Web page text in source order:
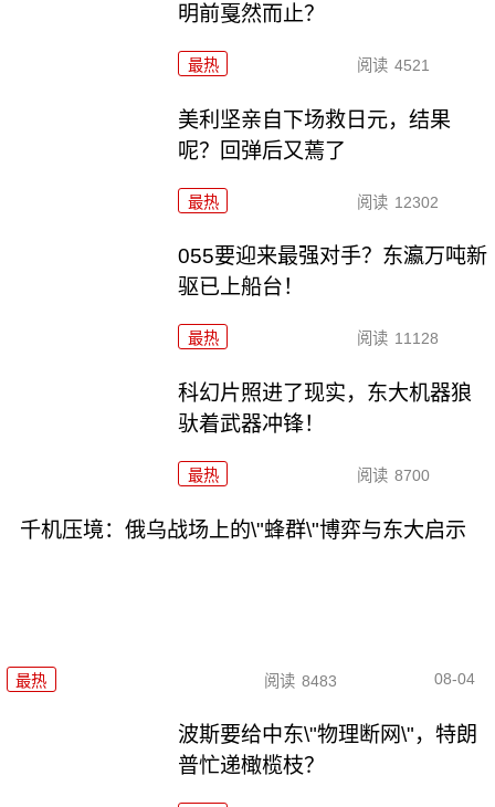
明前戛然而止？
最热 阅读 4521
美利坚亲自下场救日元，结果
呢？回弹后又蔫了
最热 阅读 12302
055要迎来最强对手？东瀛万吨新
驱已上船台！
最热 阅读 11128
科幻片照进了现实，东大机器狼
驮着武器冲锋！
最热 阅读 8700
千机压境：俄乌战场上的\"蜂群\"博弈与东大启示
最热 阅读 8483 08-04
波斯要给中东\"物理断网\"，特朗
普忙递橄榄枝？